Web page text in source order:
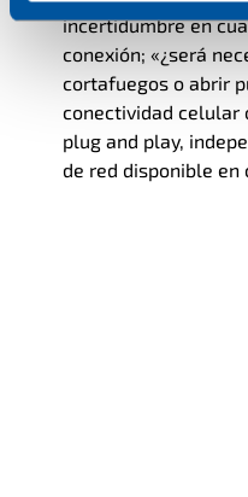
incertidumbre en
conexión; «¿será
cortafuegos o abrir
conectividad celular
plug and play,
de red disponible en